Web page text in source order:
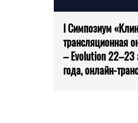
I Симпозиум
трансляционная
– Evolution
года, онлайн-